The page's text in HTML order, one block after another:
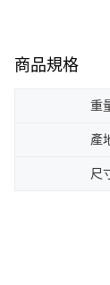
商品規格
重
產
尺